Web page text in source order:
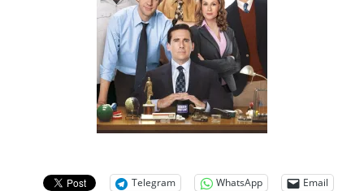
Telegram WhatsApp
Email